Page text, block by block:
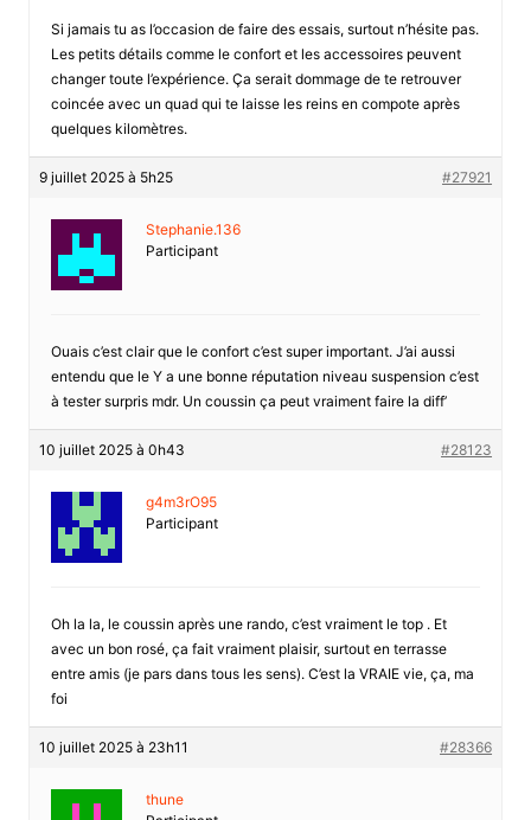
Si jamais tu as l’occasion de faire des essais, surtout n’hésite pas.
Les petits détails comme le confort et les accessoires peuvent
changer toute l’expérience. Ça serait dommage de te retrouver
coincée avec un quad qui te laisse les reins en compote après
quelques kilomètres.
9 juillet 2025 à 5h25 #27921
Stephanie.136
Participant
Ouais c’est clair que le confort c’est super important. J’ai aussi
entendu que le Y a une bonne réputation niveau suspension c’est
à tester surpris mdr. Un coussin ça peut vraiment faire la diff’
10 juillet 2025 à 0h43 #28123
g4m3rO95
Participant
Oh la la, le coussin après une rando, c’est vraiment le top . Et
avec un bon rosé, ça fait vraiment plaisir, surtout en terrasse
entre amis (je pars dans tous les sens). C’est la VRAIE vie, ça, ma
foi
10 juillet 2025 à 23h11 #28366
thune